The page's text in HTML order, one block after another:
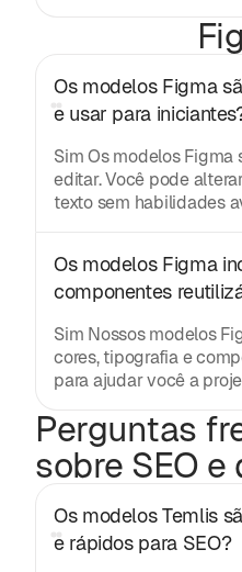
Os modelos Figma
e usar para
Sim Os modelos
editar. Você pode
texto sem habilidades
Os modelos Figma
componentes
Sim Nossos modelos
cores, tipografia e
para ajudar você a
Perguntas
sobre SEO
Os modelos Temlis
e rápidos para SEO?